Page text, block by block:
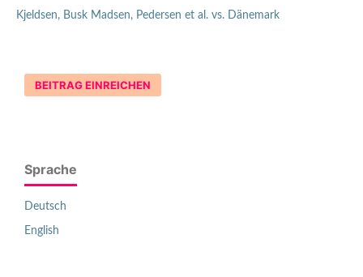
Kjeldsen, Busk Madsen, Pedersen et al. vs. Dänemark
BEITRAG EINREICHEN
Sprache
Deutsch
English